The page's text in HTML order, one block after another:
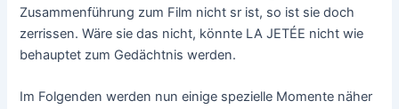
Zusammenführung zum Film nicht sr ist, so ist sie doch
zerrissen. Wäre sie das nicht, könnte LA JETÉE nicht wie
behauptet zum Gedächtnis werden.
Im Folgenden werden nun einige spezielle Momente näher